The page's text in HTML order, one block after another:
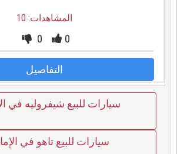
المشاهدات: 10
0
0
التفاصيل
سيارات للبيع شيفروليه في
سيارات للبيع تاهو في